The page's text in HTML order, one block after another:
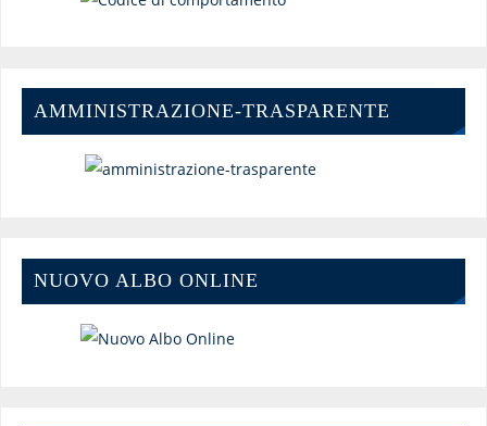
AMMINISTRAZIONE-TRASPARENTE
NUOVO ALBO ONLINE